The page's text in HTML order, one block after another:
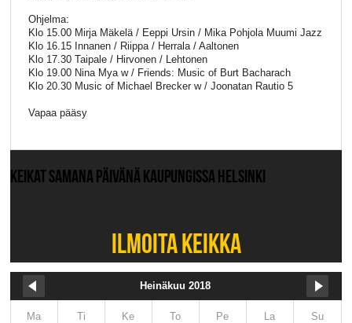
Ohjelma:
Klo 15.00 Mirja Mäkelä / Eeppi Ursin / Mika Pohjola Muumi Jazz
Klo 16.15 Innanen / Riippa / Herrala / Aaltonen
Klo 17.30 Taipale / Hirvonen / Lehtonen
Klo 19.00 Nina Mya w / Friends: Music of Burt Bacharach
Klo 20.30 Music of Michael Brecker w / Joonatan Rautio 5
Vapaa pääsy
KEIKAT SAMANA PÄIVÄNÄ KAUPUNGISSA HELSINKI
ILMOITA KEIKKA
Heinäkuu 2018
Ma Ti Ke To Pe La Su